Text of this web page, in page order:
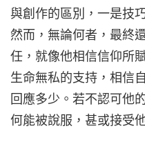
與創作的區別，一是技
然而，無論何者，最終
任，就像他相信信仰所
生命無私的支持，相信
回應多少。若不認可他
何能被說服，甚或接受